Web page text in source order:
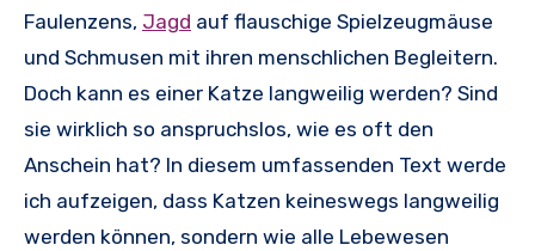
Faulenzens, Jagd auf flauschige Spielzeugmäuse
und Schmusen mit ihren menschlichen Begleitern.
Doch kann es einer Katze langweilig werden? Sind
sie wirklich so anspruchslos, wie es oft den
Anschein hat? In diesem umfassenden Text werde
ich aufzeigen, dass Katzen keineswegs langweilig
werden können, sondern wie alle Lebewesen